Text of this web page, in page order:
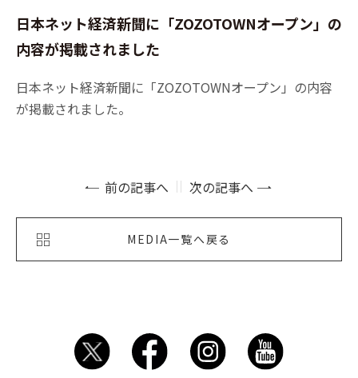
日本ネット経済新聞に「ZOZOTOWNオープン」の
内容が掲載されました
日本ネット経済新聞に「ZOZOTOWNオープン」の内容
が掲載されました。
前の記事へ 次の記事へ
MEDIA一覧へ戻る